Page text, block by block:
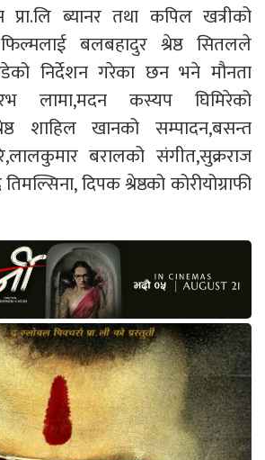
ब्यानर तथा कपिल खत्रीको
बलबहादुर श्रेष्ठ सितलले
निर्देशन गरेका छन भने मौनता
लामा,मदन कस्यप घिमिरेको
शाहिल खानको सम्पादन,बसन्त
बरालको संगीत,सुक्रराज
दिपक श्रेष्ठको कोरीयोग्राफी